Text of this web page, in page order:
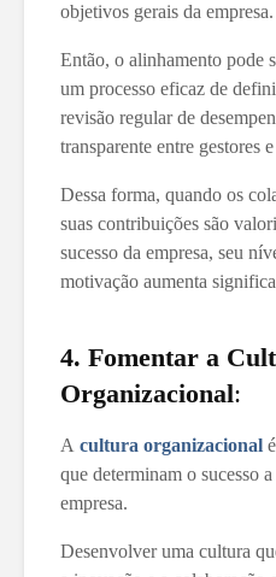
objetivos gerais da empresa.
Então, o alinhamento pode
um processo eficaz de
revisão regular de
transparente entre gestores
Dessa forma, quando os
suas contribuições são
sucesso da empresa, seu
motivação aumenta
4. Fomentar a
Organizacional:
A cultura organizacional
que determinam o sucesso
empresa.
Desenvolver uma cultura